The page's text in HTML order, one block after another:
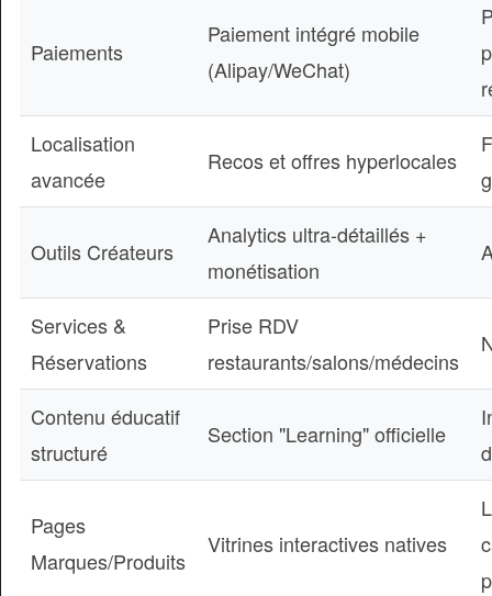
Paiements
Paiement intégré mobile
(Alipay/WeChat)
Localisation
avancée
Recos et offres hyperlocales
Outils Créateurs
Analytics ultra-détaillés +
monétisation
Services &
Réservations
Prise RDV
restaurants/salons/médecins
Contenu éducatif
structuré
Section "Learning" officielle
Pages
Marques/Produits
Vitrines interactives natives